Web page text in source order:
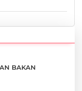
BAKAN